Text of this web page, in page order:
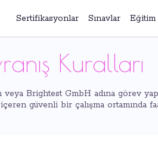
Sertifikasyonlar Sınavlar Eğitim
Kuralları
veya Brightest GmbH adına görev
güvenli bir çalışma ortamında